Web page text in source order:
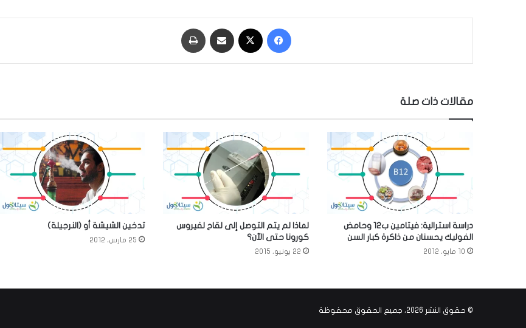
مقالات ذات صلة
دراسة استرالية: فيتامين ب12 وحامض
الفوليك يحسنان من ذاكرة كبار السن
10 مايو، 2012
لماذا لم يتم التوصل إلى لقاح لفيروس
كورونا حتى الآن؟
22 يونيو، 2015
تدخين الشيشة أو (النرجيلة)
25 مارس، 2012
© حقوق النشر 2026، جميع الحقوق محفوظة